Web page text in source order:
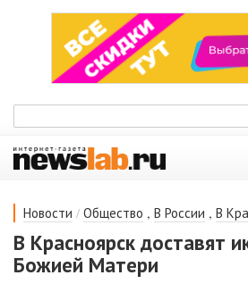
Новости / Общество , В России , В
В Красноярск доставят
Божией Матери